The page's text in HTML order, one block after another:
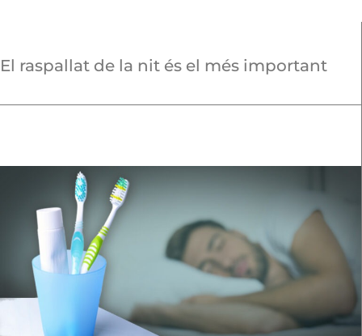
El raspallat de la nit és el més important